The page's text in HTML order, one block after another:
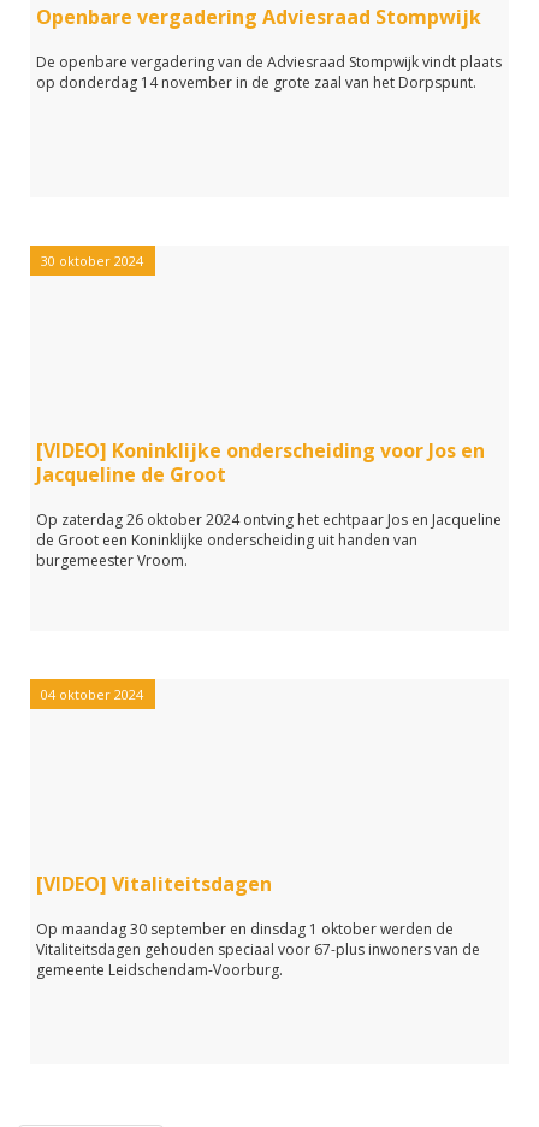
Openbare vergadering Adviesraad Stompwijk
De openbare vergadering van de Adviesraad Stompwijk vindt plaats
op donderdag 14 november in de grote zaal van het Dorpspunt.
30 oktober 2024
[VIDEO] Koninklijke onderscheiding voor Jos en
Jacqueline de Groot
Op zaterdag 26 oktober 2024 ontving het echtpaar Jos en Jacqueline
de Groot een Koninklijke onderscheiding uit handen van
burgemeester Vroom.
04 oktober 2024
[VIDEO] Vitaliteitsdagen
Op maandag 30 september en dinsdag 1 oktober werden de
Vitaliteitsdagen gehouden speciaal voor 67-plus inwoners van de
gemeente Leidschendam-Voorburg.